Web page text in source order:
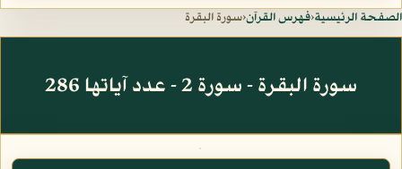
الصفحة الرئيسية‹فهرس القرآن‹سورة البقرة
سورة البقرة - سورة 2 - عدد آياتها 286